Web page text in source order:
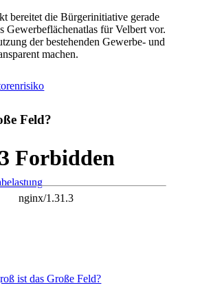
ist das Große Feld?
bereitet die Bürgerinitiative gerade
Gewerbeflächenatlas für Velbert vor.
der bestehenden Gewerbe- und
machen.
Feld?